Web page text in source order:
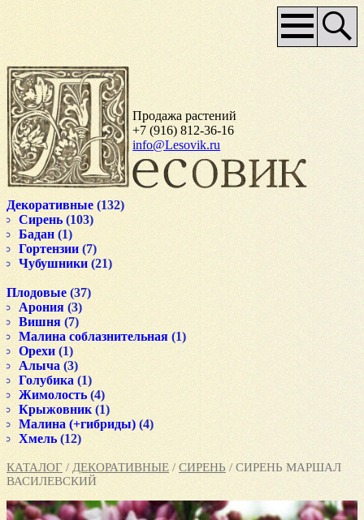
Продажа растений
+7 (916) 812-36-16
info@Lesovik.ru
Основное
меню
КАТАЛОГ / ДЕКОРАТИВНЫЕ / СИРЕНЬ / СИРЕНЬ МАРШАЛ
ВАСИЛЕВСКИЙ
Декоративные (132)
Сирень (103)
Бадан (1)
Гортензии (7)
Чубушники (21)
Плодовые (37)
Арония (3)
Вишня (7)
Малина соблазнительная (1)
Орехи (1)
Алыча (3)
Голубика (1)
Жимолость (4)
Крыжовник (1)
Малина (+гибриды) (4)
Хмель (12)